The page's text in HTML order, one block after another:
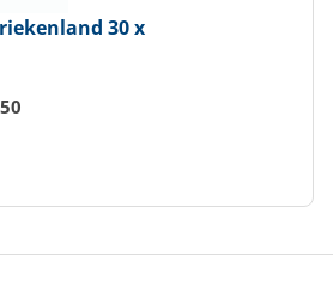
30 x